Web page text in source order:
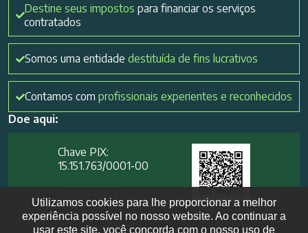
Destine seus impostos para financiar os serviços
contratados
Somos uma entidade destituída de fins lucrativos
Contamos com profissionais experientes e reconhecidos
Doe aqui:
Chave PIX:
15.151.763/0001-00​
Utilizamos cookies para lhe proporcionar a melhor
experiência possível no nosso website. Ao continuar a
usar este site, você concorda com o nosso uso de